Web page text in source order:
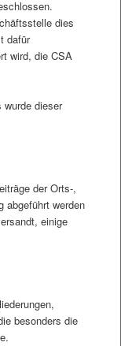
dies
dafür
wird, die CSA
dieser
der Orts-,
abgeführt werden
einige
besonders die